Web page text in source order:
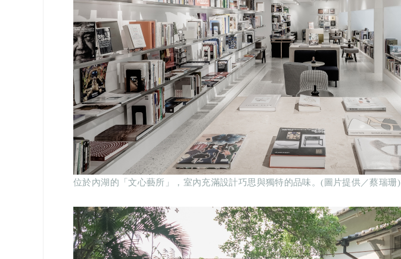
位於內湖的「文心藝所」，室內充滿設計巧思與獨特的品味。(圖片提供／蔡瑞珊)